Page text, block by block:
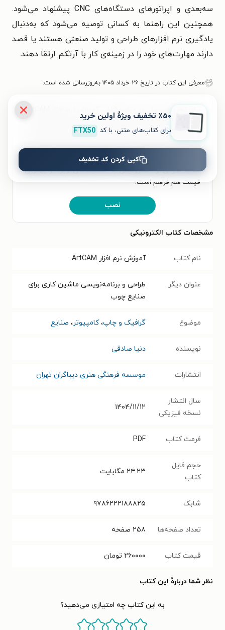
سه‌بعدی و اپراتورهای دستگاه‌های CNC پیشنهاد می‌شود.
همچنین این راهنما به کسانی توصیه می‌شود که به‌دنبال
یادگیری نرم افزارهای طراحی و تولید صنعتی هستند یا قصد
دارند مهارت‌های خود را در زمینه‌ی کار با آرتکم ارتقا دهند.
معرفی این کتاب در تاریخ ۲۶ خرداد ۱۴۰۵ به‌روزرسانی شده است.
برای تجربه‌ای بهتر در دانلود کتاب آموزش نرم افزار ArtCAM
و خواندن آن، اپلیکیشن طاقچه را به‌صورت رایگان نصب
کنید. در اپلیکیشن می‌توانید مطالعه‌ی خود را شخصی‌سازی
تجربه کنید. علاوه‌بر دسترسی آسان، امکان خرید هزاران
کتاب صوتی و الکترونیکی با تخفیف‌های ویژه و بهترین
قیمت هم فراهم است.
نصب
مشخصات کتاب الکترونیکی
نام کتاب آموزش نرم افزار ArtCAM
عنوان دیگر
طراحی و برنامه‌نویسی ماشین کاری برای
صنایع چوب
موضوع گرافیک و چاپ،کامپیوتر، صنایع
نویسنده دنیا صادقی
انتشارات موسسه فرهنگی هنری دیباگران تهران
سال انتشار
نسخه فیزیکی
۱۴۰۴/۱۱/۱۲
فرمت کتاب PDF
حجم فایل
کتاب
۲۴.۲۳ مگابایت
شابک ۹۷۸۶۲۲۲۱۸۸۸۲۵
تعداد صفحه‌ها ۲۵۸ صفحه
قیمت کتاب ۲۶۰۰۰۰ تومان
نظر شما دربارهٔ این کتاب
به این کتاب چه امتیازی می‌دهید؟
٪۵۰ تخفیف ویژۀ اولین خرید
برای کتاب‌های متنی، با کد FTX50
کپی کردن کد تخفیف